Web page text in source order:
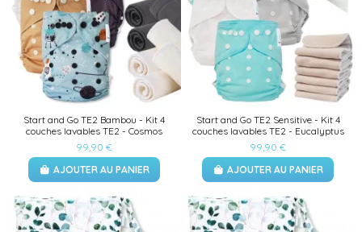
(1 avis)
Start and Go TE2 Bambou - Kit 4
couches lavables TE2 - Cosmos
99,90 €
AJOUTER AU PANIER
Start and Go TE2 Sensitive - Kit 4
couches lavables TE2 - Eucalyptus
99,90 €
AJOUTER AU PANIER